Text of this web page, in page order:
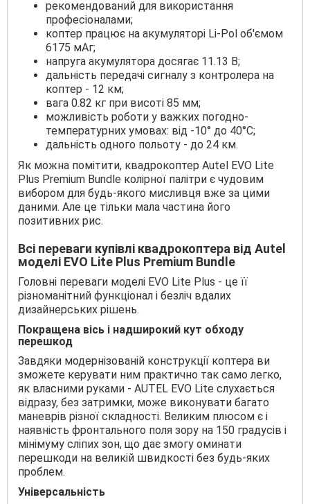
рекомендований для використання
професіоналами;
коптер працює на акумуляторі Li-Pol об'ємом
6175 мАг;
напруга акумулятора досягає 11.13 В;
дальність передачі сигналу з контролера на
коптер - 12 км;
вага 0.82 кг при висоті 85 мм;
можливість роботи у важких погодно-
температурних умовах: від -10° до 40°C;
дальність одного польоту - до 24 км.
Як можна помітити, квадрокоптер Autel EVO Lite
Plus Premium Bundle колірної палітри є чудовим
вибором для будь-якого мисливця вже за цими
даними. Але це тільки мала частина його
позитивних рис.
Всі переваги купівлі квадрокоптера від Autel
моделі EVO Lite Plus Premium Bundle
Головні переваги моделі EVO Lite Plus - це її
різноманітний функціонал і безліч вдалих
дизайнерських рішень.
Покращена вісь і надширокий кут обходу
перешкод
Завдяки модернізованій конструкції коптера ви
зможете керувати ним практично так само легко,
як власними руками - AUTEL EVO Lite слухається
відразу, без затримки, може виконувати багато
маневрів різної складності. Великим плюсом є і
наявність фронтального поля зору на 150 градусів і
мінімуму сліпих зон, що дає змогу оминати
перешкоди на великій швидкості без будь-яких
проблем.
Універсальність